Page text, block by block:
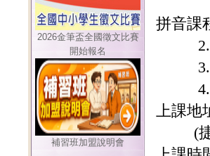
2026金筆盃全國徵文比賽
開始報名
補習班加盟說明會
拼音課
2.
上課地
(捷